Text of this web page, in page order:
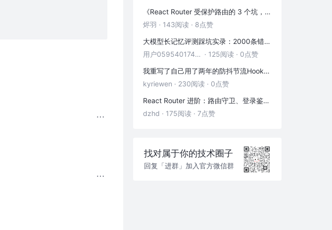
《React Router 受保护路由的 3 个坑，第 2 个 90% 的人都踩过》
烬羽 · 143阅读 · 8点赞
大模型长记忆评测踩坑实录：2000条错位记忆，让我排查了整整3小时
用户05954017446 · 125阅读 · 0点赞
我重写了自己用了两年的防抖节流Hook——发现里面藏着3个隐藏bug
kyriewen · 230阅读 · 0点赞
React Router 进阶：路由守卫、登录鉴权与状态传递
dzhd · 175阅读 · 7点赞
找对属于你的技术圈子
回复「进群」加入官方微信群